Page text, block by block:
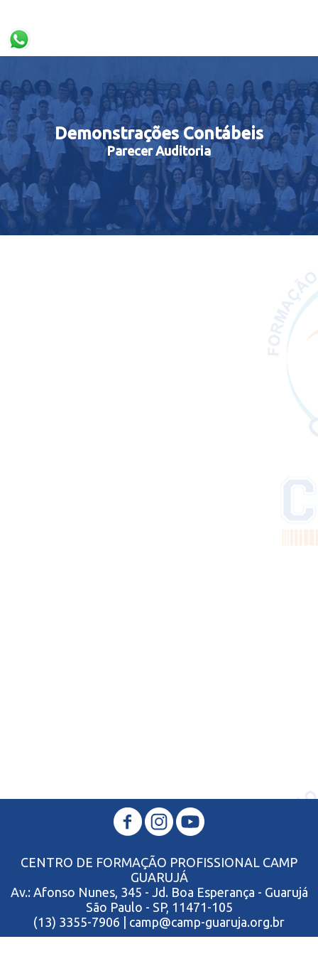
Demonstrações Contábeis
Parecer Auditoria
CENTRO DE FORMAÇÃO PROFISSIONAL CAMP
GUARUJÁ
Av.: Afonso Nunes, 345 - Jd. Boa Esperança - Guarujá
São Paulo - SP, 11471-105
(13) 3355-7906 | camp@camp-guaruja.org.br